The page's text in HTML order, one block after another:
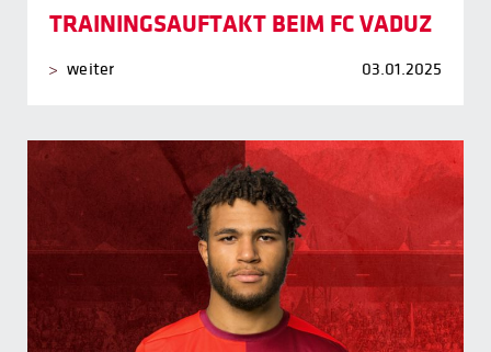
TRAININGSAUFTAKT BEIM FC VADUZ
weiter 03.01.2025